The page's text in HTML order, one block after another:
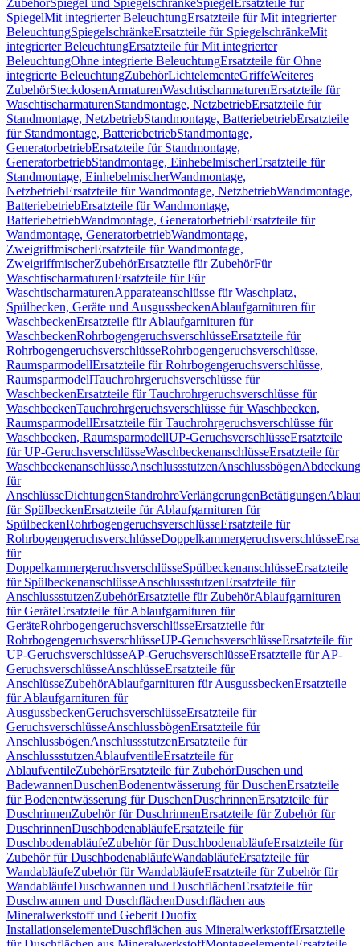
ZubehörSpiegel und SpiegelschränkeSpiegel Ersatzteile für
SpiegelMit integrierter BeleuchtungErsatzteile für Mit integrierter
BeleuchtungSpiegelschränkeErsatzteile für SpiegelschränkeMit
integrierter BeleuchtungErsatzteile für Mit integrierter
BeleuchtungOhne integrierte BeleuchtungErsatzteile für Ohne
integrierte BeleuchtungZubehörLichtelementeGriffeWeiteres
ZubehörSteckdosenArmaturenWaschtischarmaturenErsatzteile für
WaschtischarmaturenStandmontage, NetzbetriebErsatzteile für
Standmontage, NetzbetriebStandmontage, BatteriebetriebErsatzteile
für Standmontage, BatteriebetriebStandmontage,
GeneratorbetriebErsatzteile für Standmontage,
GeneratorbetriebStandmontage, EinhebelmischerErsatzteile für
Standmontage, EinhebelmischerWandmontage,
NetzbetriebErsatzteile für Wandmontage, NetzbetriebWandmontage,
BatteriebetriebErsatzteile für Wandmontage,
BatteriebetriebWandmontage, GeneratorbetriebErsatzteile für
Wandmontage, GeneratorbetriebWandmontage,
ZweigriffmischerErsatzteile für Wandmontage,
ZweigriffmischerZubehörErsatzteile für ZubehörFür
WaschtischarmaturenErsatzteile für Für
WaschtischarmaturenApparateanschlüsse für Waschplatz,
Spülbecken, Geräte und AusgussbeckenAblaufgarnituren für
WaschbeckenErsatzteile für Ablaufgarnituren für
WaschbeckenRohrbogengeruchsverschlüsseErsatzteile für
RohrbogengeruchsverschlüsseRohrbogengeruchsverschlüsse,
RaumsparmodellErsatzteile für Rohrbogengeruchsverschlüsse,
RaumsparmodellTauchrohrgeruchsverschlüsse für
WaschbeckenErsatzteile für Tauchrohrgeruchsverschlüsse für
WaschbeckenTauchrohrgeruchsverschlüsse für Waschbecken,
RaumsparmodellErsatzteile für Tauchrohrgeruchsverschlüsse für
Waschbecken, RaumsparmodellUP-GeruchsverschlüsseErsatzteile
für UP-GeruchsverschlüsseWaschbeckenanschlüsseErsatzteile für
WaschbeckenanschlüsseAnschlussstutzenAnschlussbögen
für
AnschlüsseDichtungenStandrohreVerlängerungenBetätigungen
für SpülbeckenErsatzteile für Ablaufgarnituren für
SpülbeckenRohrbogengeruchsverschlüsseErsatzteile für
RohrbogengeruchsverschlüsseDoppelkammergeruchsverschlüsse
für
DoppelkammergeruchsverschlüsseSpülbeckenanschlüsseErsatzteile
für SpülbeckenanschlüsseAnschlussstutzenErsatzteile für
AnschlussstutzenZubehörErsatzteile für ZubehörAblaufgarnituren
für GeräteErsatzteile für Ablaufgarnituren für
GeräteRohrbogengeruchsverschlüsseErsatzteile für
RohrbogengeruchsverschlüsseUP-GeruchsverschlüsseErsatzteile für
UP-GeruchsverschlüsseAP-GeruchsverschlüsseErsatzteile für AP-
GeruchsverschlüsseAnschlüsseErsatzteile für
AnschlüsseZubehörAblaufgarnituren für AusgussbeckenErsatzteile
für Ablaufgarnituren für
AusgussbeckenGeruchsverschlüsseErsatzteile für
GeruchsverschlüsseAnschlussbögenErsatzteile für
AnschlussbögenAnschlussstutzenErsatzteile für
AnschlussstutzenAblaufventileErsatzteile für
AblaufventileZubehörErsatzteile für ZubehörDuschen und
BadewannenDuschenBodenentwässerung für DuschenErsatzteile
für Bodenentwässerung für DuschenDuschrinnenErsatzteile für
DuschrinnenZubehör für DuschrinnenErsatzteile für Zubehör für
DuschrinnenDuschbodenabläufeErsatzteile für
DuschbodenabläufeZubehör für DuschbodenabläufeErsatzteile für
Zubehör für DuschbodenabläufeWandabläufeErsatzteile für
WandabläufeZubehör für WandabläufeErsatzteile für Zubehör für
WandabläufeDuschwannen und DuschflächenErsatzteile für
Duschwannen und DuschflächenDuschflächen aus
Mineralwerkstoff und Geberit Duofix
InstallationselementeDuschflächen aus MineralwerkstoffErsatzteile